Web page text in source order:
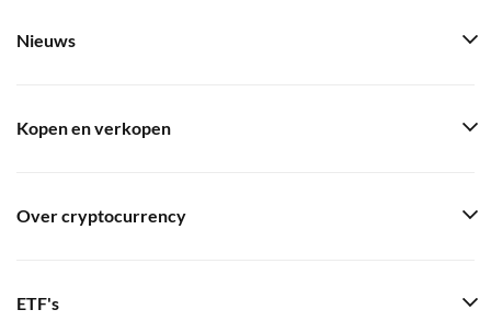
Nieuws
Kopen en verkopen
Over cryptocurrency
ETF's